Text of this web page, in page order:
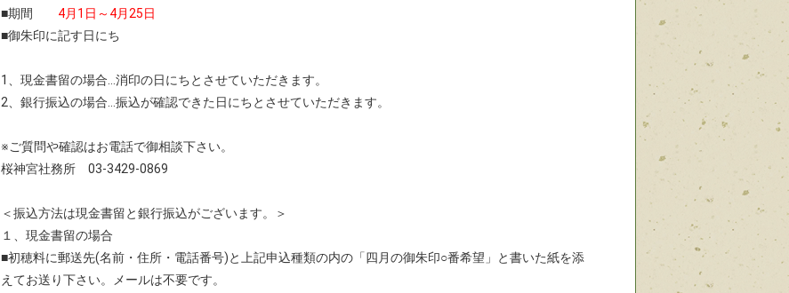
■期間 4月1日～4月25日
■御朱印に記す日にち
1、現金書留の場合…消印の日にちとさせていただきます。
2、銀行振込の場合…振込が確認できた日にちとさせていただきます。
※ご質問や確認はお電話で御相談下さい。
桜神宮社務所 03-3429-0869
＜振込方法は現金書留と銀行振込がございます。＞
１、現金書留の場合
■初穂料に郵送先(名前・住所・電話番号)と上記申込種類の内の「四月の御朱印○番希望」と書いた紙を添
えてお送り下さい。メールは不要です。